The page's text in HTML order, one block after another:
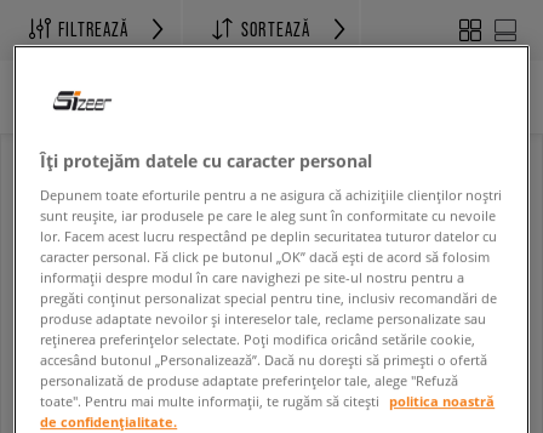
FILTREAZĂ SORTEAZĂ
Filtre selectate:
LACOSTE ELITE ACTIVE
LACOSTE L003 2K24
Îți protejăm datele cu caracter personal
Depunem toate eforturile pentru a ne asigura că achizițiile clienților noștri
sunt reușite, iar produsele pe care le aleg sunt în conformitate cu nevoile
lor. Facem acest lucru respectând pe deplin securitatea tuturor datelor cu
caracter personal. Fă click pe butonul „OK” dacă ești de acord să folosim
informații despre modul în care navighezi pe site-ul nostru pentru a
pregăti conținut personalizat special pentru tine, inclusiv recomandări de
produse adaptate nevoilor și intereselor tale, reclame personalizate sau
reținerea preferințelor selectate. Poți modifica oricând setările cookie,
accesând butonul „Personalizează”. Dacă nu dorești să primești o ofertă
personalizată de produse adaptate preferințelor tale, alege "Refuză
toate". Pentru mai multe informații, te rugăm să citești
politica noastră
de confidențialitate.